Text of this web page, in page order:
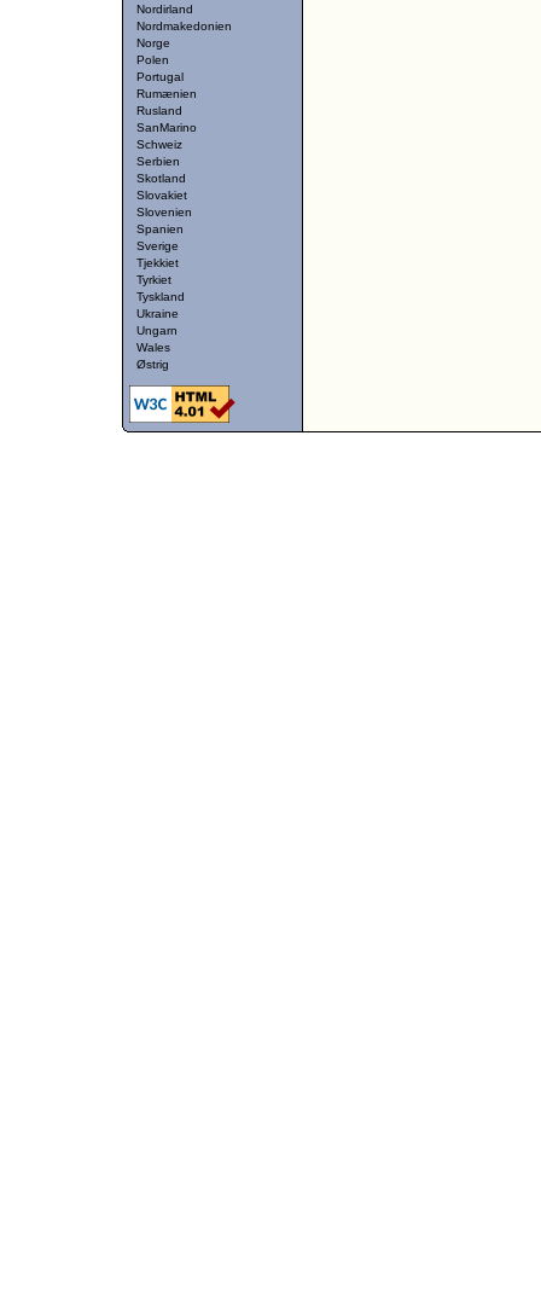
Nordirland
Nordmakedonien
Norge
Polen
Portugal
Rumænien
Rusland
SanMarino
Schweiz
Serbien
Skotland
Slovakiet
Slovenien
Spanien
Sverige
Tjekkiet
Tyrkiet
Tyskland
Ukraine
Ungarn
Wales
Østrig